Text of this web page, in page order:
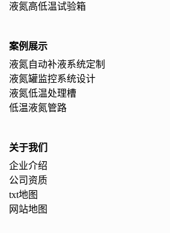
液氮高低温试验箱
案例展示
液氮自动补液系统定制
液氮罐监控系统设计
液氮低温处理槽
低温液氮管路
关于我们
企业介绍
公司资质
txt地图
网站地图